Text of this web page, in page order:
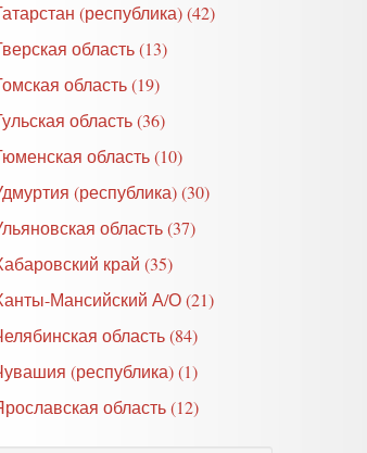
(республика) (42)
область (13)
область (19)
область (36)
область (10)
(республика) (30)
область (37)
край (35)
Мансийский А/О (21)
область (84)
(республика) (1)
область (12)